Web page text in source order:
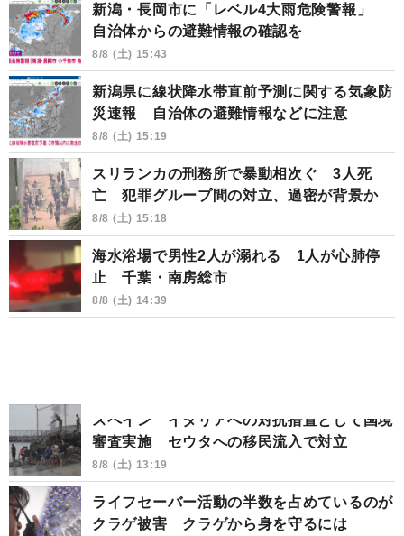
新潟・長岡市に「レベル4大雨危険警報」
自治体からの避難情報の確認を
8/8 (土) 15:43
新潟県に線状降水帯直前予測に関する気象防
災速報 自治体の避難情報などに注意
8/8 (土) 15:19
スリランカの刑務所で暴動相次ぐ 3人死
亡 犯罪グループ間の対立、過密が背景か
8/8 (土) 15:18
海水浴場で男性2人が溺れる 1人が心肺停
止 千葉・南房総市
8/8 (土) 14:39
スペイン イタリアへの対抗措置として国境
審査実施 セウタへの移民流入で対立
8/8 (土) 13:19
ライフセーバー活動の半数を占めているのが
クラゲ被害 クラゲから身を守るには